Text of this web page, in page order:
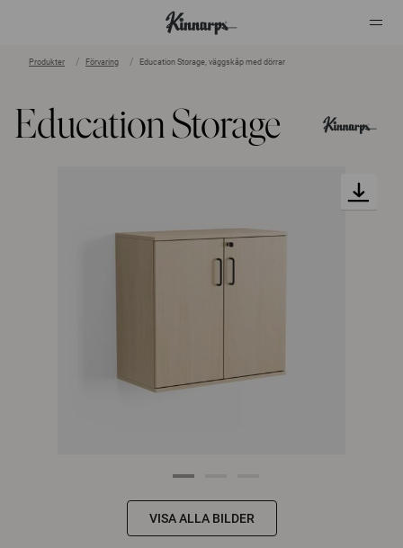
Produkter Förvaring Education Storage, väggskåp med dörrar
Education Storage
VISA ALLA BILDER